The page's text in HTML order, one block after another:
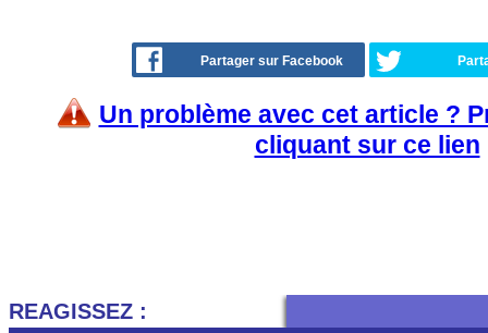
Partager sur Facebook
Un problème avec cet article ?
cliquant sur ce lien
REAGISSEZ :